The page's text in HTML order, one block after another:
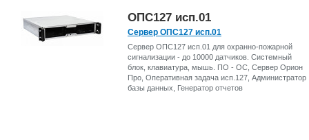
ОПС127 исп.01
Сервер ОПС127 исп.01
Сервер ОПС127 исп.01 для охранно-пожарной
сигнализации - до 10000 датчиков. Системный
блок, клавиатура, мышь. ПО - ОС, Сервер Орион
Про, Оперативная задача исп.127, Администратор
базы данных, Генератор отчетов